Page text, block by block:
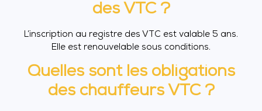
des VTC ?
L’inscription au registre des VTC est valable 5 ans.
Elle est renouvelable sous conditions.
Quelles sont les obligations
des chauffeurs VTC ?